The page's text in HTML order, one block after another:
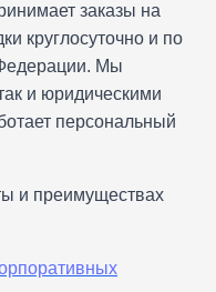
заказы на
круглосуточно и по
Мы
и юридическими
персональный
и преимуществах